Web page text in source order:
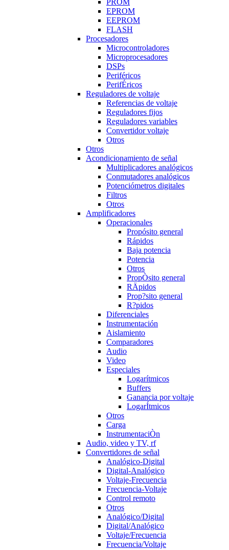
PROM
EPROM
EEPROM
FLASH
Procesadores
Microcontroladores
Microprocesadores
DSPs
Periféricos
PerifÉricos
Reguladores de voltaje
Referencias de voltaje
Reguladores fijos
Reguladores variables
Convertidor voltaje
Otros
Otros
Acondicionamiento de señal
Multiplicadores analógicos
Conmutadores analógicos
Potenciómetros digitales
Filtros
Otros
Amplificadores
Operacionales
Propósito general
Rápidos
Baja potencia
Potencia
Otros
PropÒsito general
RÄpidos
Prop?sito general
R?pidos
Diferenciales
Instrumentación
Aislamiento
Comparadores
Audio
Video
Especiales
Logarítmicos
Buffers
Ganancia por voltaje
LogarÍtmicos
Otros
Carga
InstrumentaciÒn
Audio, video y TV, rf
Convertidores de señal
Analógico-Digital
Digital-Analógico
Voltaje-Frecuencia
Frecuencia-Voltaje
Control remoto
Otros
Analógico/Digital
Digital/Analógico
Voltaje/Frecuencia
Frecuencia/Voltaje